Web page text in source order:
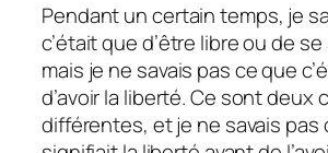
Pendant un certain temps, je
c’était que d’être libre ou de
mais je ne savais pas ce que
d’avoir la liberté. Ce sont deux
différentes, et je ne savais pas